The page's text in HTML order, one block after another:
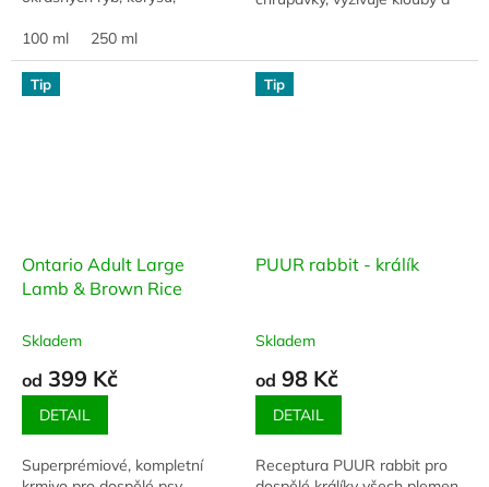
akvarijní vody přidává základní
vitamíny, stopové...
100 ml 250 ml
Tip
Ontario Adult Large
Lamb & Brown Rice
Skladem
od 399 Kč
DETAIL
Superprémiové, kompletní
Tip
PUUR rabbit - králík
Skladem
od 98 Kč
DETAIL
Receptura PUUR rabbit pro